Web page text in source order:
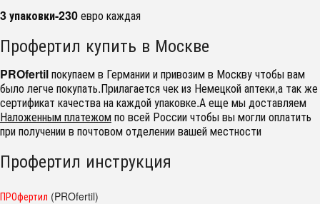
3 упаковки-230евро каждая
Профертил купить в Москве
PROfertilпокупаем в Германии и привозим в Москву чтобы вам
было легче покупать.Прилагается чек из Немецкой аптеки,а так же
сертификат качества на каждой упаковке.А еще мы доставляем
Наложенным платежомпо всей России чтобы вы могли оплатить
при получении в почтовом отделении вашей местности
Профертил инструкция
ПРОфертил (PROfertil)